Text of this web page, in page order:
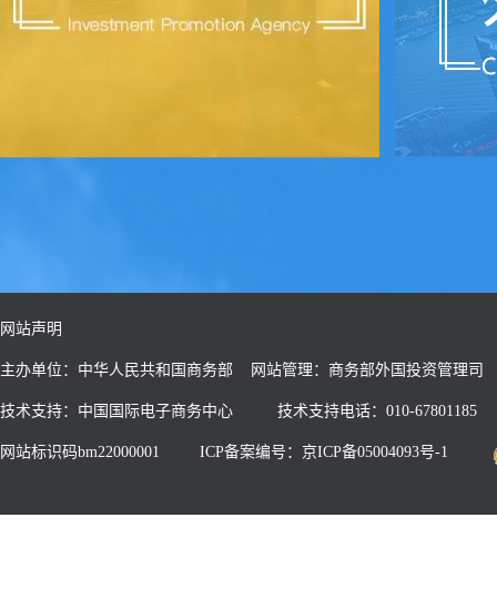
网站声明
主办单位：中华人民共和国商务部 网站管理：商务部外国投资管理司
技术支持：中国国际电子商务中心 技术支持电话：010-67801185
网站标识码bm22000001 ICP备案编号：京ICP备05004093号-1